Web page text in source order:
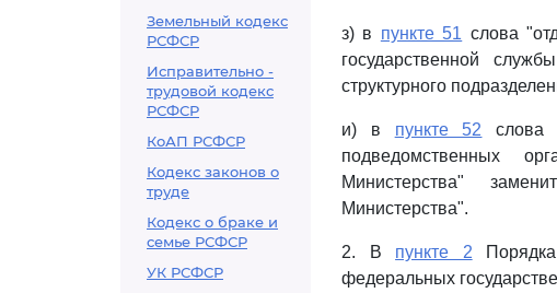
Земельный кодекс
РСФСР
Исправительно -
трудовой кодекс
РСФСР
КоАП РСФСР
Кодекс законов о
труде
Кодекс о браке и
семье РСФСР
УК РСФСР
з) в пункте 51 слова
государственной
структурного
и) в пункте 52 слова
подведомственных
Министерства"
Министерства".
2. В пункте 2
федеральных